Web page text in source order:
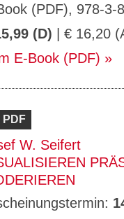
(PDF), 978-3-
(D) | € 16,20
E-Book (PDF)
PDF
W. Seifert